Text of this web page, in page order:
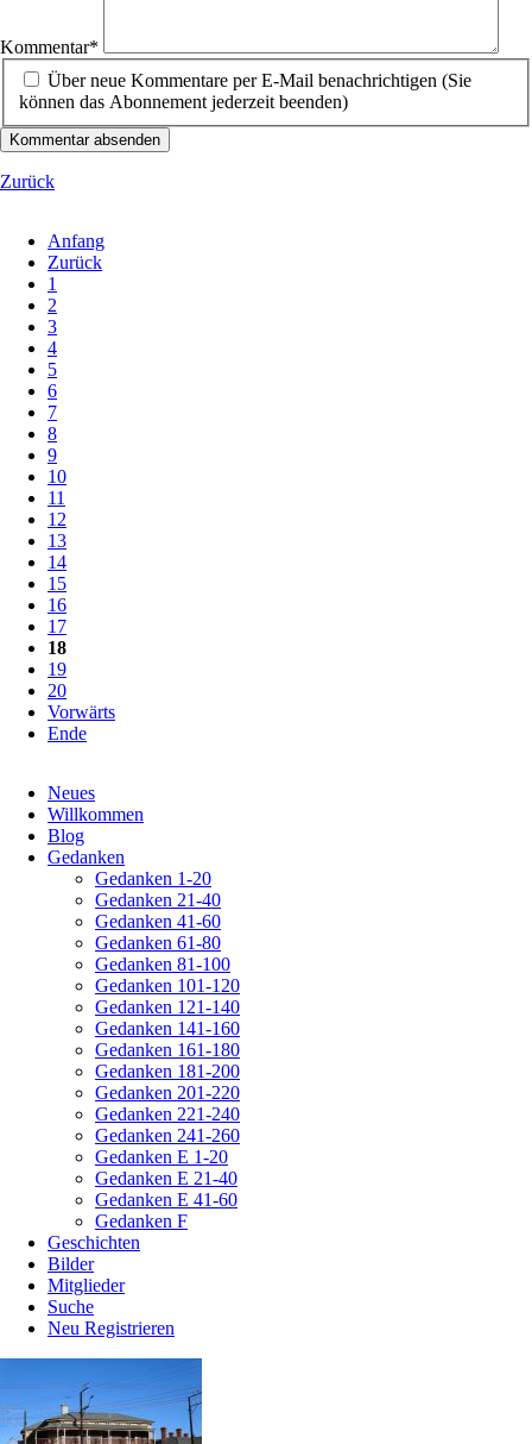
Kommentar*
Über neue Kommentare per E-Mail benachrichtigen (Sie
können das Abonnement jederzeit beenden)
Kommentar absenden
Zurück
Anfang
Zurück
1
2
3
4
5
6
7
8
9
10
11
12
13
14
15
16
17
18
19
20
Vorwärts
Ende
überspringen
Neues
Willkommen
Blog
Gedanken
Gedanken 1-20
Gedanken 21-40
Gedanken 41-60
Gedanken 61-80
Gedanken 81-100
Gedanken 101-120
Gedanken 121-140
Gedanken 141-160
Gedanken 161-180
Gedanken 181-200
Gedanken 201-220
Gedanken 221-240
Gedanken 241-260
Gedanken E 1-20
Gedanken E 21-40
Gedanken E 41-60
Gedanken F
Geschichten
Bilder
Mitglieder
Suche
Neu Registrieren